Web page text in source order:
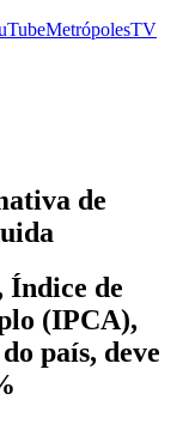
MetrópolesTV
de
Índice de
(IPCA),
país, deve